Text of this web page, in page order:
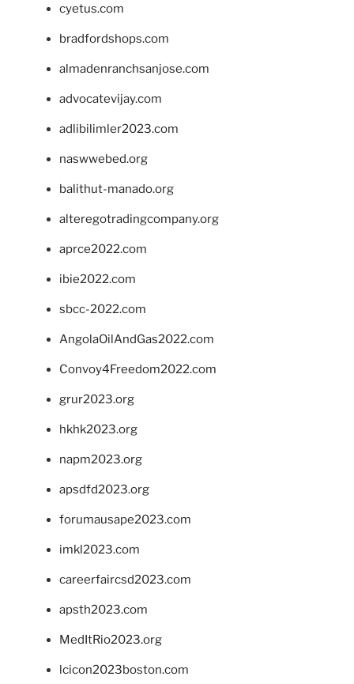
cyetus.com
bradfordshops.com
almadenranchsanjose.com
advocatevijay.com
adlibilimler2023.com
naswwebed.org
balithut-manado.org
alteregotradingcompany.org
aprce2022.com
ibie2022.com
sbcc-2022.com
AngolaOilAndGas2022.com
Convoy4Freedom2022.com
grur2023.org
hkhk2023.org
napm2023.org
apsdfd2023.org
forumausape2023.com
imkl2023.com
careerfaircsd2023.com
apsth2023.com
MedItRio2023.org
lcicon2023boston.com